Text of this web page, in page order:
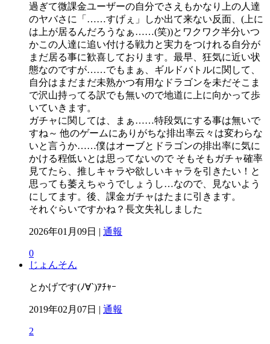
過ぎて微課金ユーザーの自分でさえもかなり上の人達
のヤバさに「……すげぇ」しか出て来ない反面、(上に
は上が居るんだろうなぁ……(笑))とワクワク半分いつ
かこの人達に追い付ける戦力と実力をつけれる自分が
まだ居る事に歓喜しております。最早、狂気に近い状
態なのですが……でもまぁ、ギルドバトルに関して、
自分はまだまだ未熟かつ有用なドラゴンを未だそこま
で沢山持ってる訳でも無いので地道に上に向かって歩
いていきます。
ガチャに関しては、まぁ……特段気にする事は無いで
すね～ 他のゲームにありがちな排出率云々は変わらな
いと言うか……僕はオーブとドラゴンの排出率に気に
かける程低いとは思ってないので そもそもガチャ確率
見てたら、推しキャラや欲しいキャラを引きたい！と
思っても萎えちゃうでしょうし…なので、見ないよう
にしてます。後、課金ガチャはたまに引きます。
それぐらいですかね？長文失礼しました
2026年01月09日 | 通報
0
じょんそん
とかげです(ﾉ∀`)ｱﾁｬｰ
2019年02月07日 | 通報
2